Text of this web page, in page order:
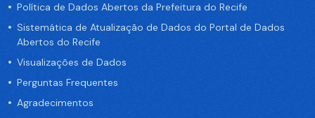
Política de Dados Abertos da Prefeitura do Recife
Sistemática de Atualização de Dados do Portal de Dados
Abertos do Recife
Visualizações de Dados
Perguntas Frequentes
Agradecimentos